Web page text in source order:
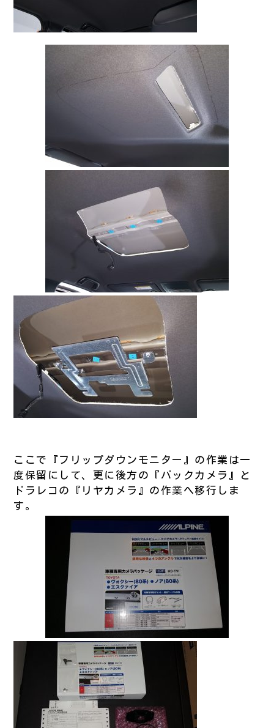
ここで『フリップダウンモニター』の作業は一
度保留にして、更に後方の『バックカメラ』と
ドラレコの『リヤカメラ』の作業へ移行しま
す。